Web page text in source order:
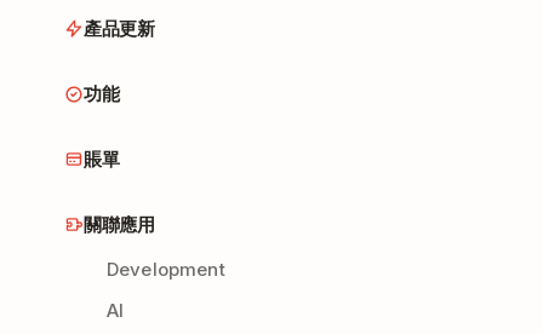
產品更新
功能
賬單
關聯應用
Development
AI